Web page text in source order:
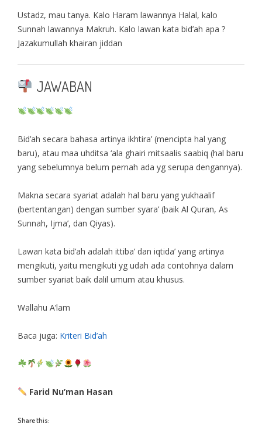
Ustadz, mau tanya. Kalo Haram lawannya Halal, kalo
Sunnah lawannya Makruh. Kalo lawan kata bid’ah apa ?
Jazakumullah khairan jiddan
JAWABAN
Bid’ah secara bahasa artinya ikhtira’ (mencipta hal yang
baru), atau maa uhditsa ‘ala ghairi mitsaalis saabiq (hal baru
yang sebelumnya belum pernah ada yg serupa dengannya).
Makna secara syariat adalah hal baru yang yukhaalif
(bertentangan) dengan sumber syara’ (baik Al Quran, As
Sunnah, Ijma’, dan Qiyas).
Lawan kata bid’ah adalah ittiba’ dan iqtida’ yang artinya
mengikuti, yaitu mengikuti yg udah ada contohnya dalam
sumber syariat baik dalil umum atau khusus.
Wallahu A’lam
Baca juga: Kriteri Bid’ah
Farid Nu’man Hasan
Share this: